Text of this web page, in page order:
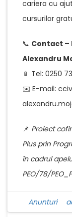
cariera cu
cursurilor
📞 Contact –
Alexandru
📱 Tel: 0250
✉️ E-mail:
📌 Proiect
Plus prin
în cadrul
PEO/78/
Anunturi